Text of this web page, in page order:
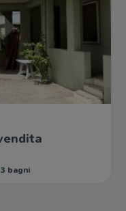
3 bagni